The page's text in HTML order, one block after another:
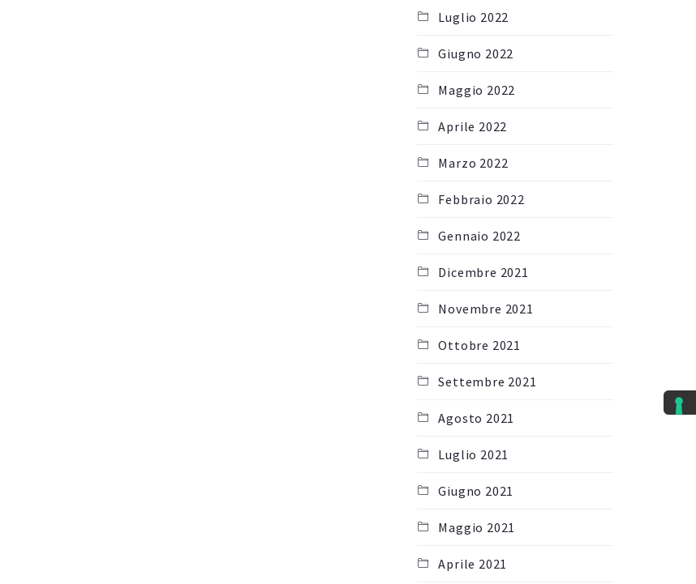
Luglio 2022
Giugno 2022
Maggio 2022
Aprile 2022
Marzo 2022
Febbraio 2022
Gennaio 2022
Dicembre 2021
Novembre 2021
Ottobre 2021
Settembre 2021
Agosto 2021
Luglio 2021
Giugno 2021
Maggio 2021
Aprile 2021